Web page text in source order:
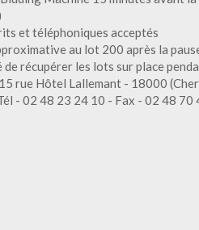
et téléphoniques acceptés
au lot 200 après la
récupérer les lots sur place
rue Hôtel Lallemant - 18000
- 02 48 23 24 10 - Fax - 02 48